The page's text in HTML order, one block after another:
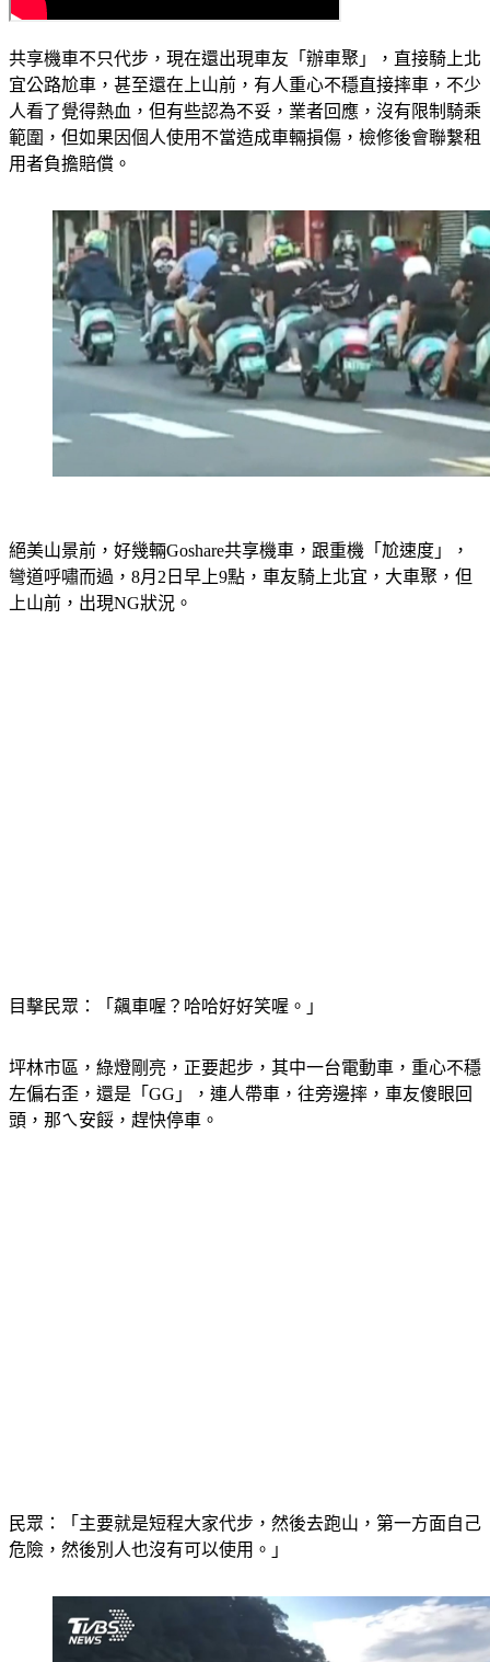
共享機車不只代步，現在還出現車友「辦車聚」，直接騎上北
宜公路尬車，甚至還在上山前，有人重心不穩直接摔車，不少
人看了覺得熱血，但有些認為不妥，業者回應，沒有限制騎乘
範圍，但如果因個人使用不當造成車輛損傷，檢修後會聯繫租
用者負擔賠償。
絕美山景前，好幾輛Goshare共享機車，跟重機「尬速度」，
彎道呼嘯而過，8月2日早上9點，車友騎上北宜，大車聚，但
上山前，出現NG狀況。
目擊民眾：「飆車喔？哈哈好好笑喔。」
坪林市區，綠燈剛亮，正要起步，其中一台電動車，重心不穩
左偏右歪，還是「GG」，連人帶車，往旁邊摔，車友傻眼回
頭，那ㄟ安餒，趕快停車。
民眾：「主要就是短程大家代步，然後去跑山，第一方面自己
危險，然後別人也沒有可以使用。」